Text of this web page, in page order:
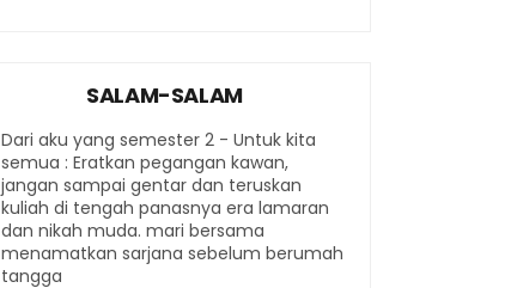
SALAM-SALAM
Dari aku yang semester 2 - Untuk kita
semua : Eratkan pegangan kawan,
jangan sampai gentar dan teruskan
kuliah di tengah panasnya era lamaran
dan nikah muda. mari bersama
menamatkan sarjana sebelum berumah
tangga